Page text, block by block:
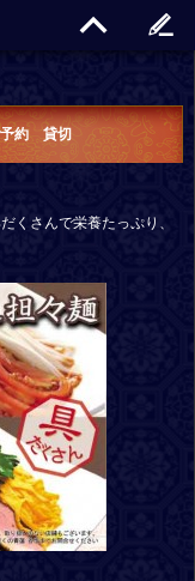
約 貸切
くさんで栄養たっぷり、